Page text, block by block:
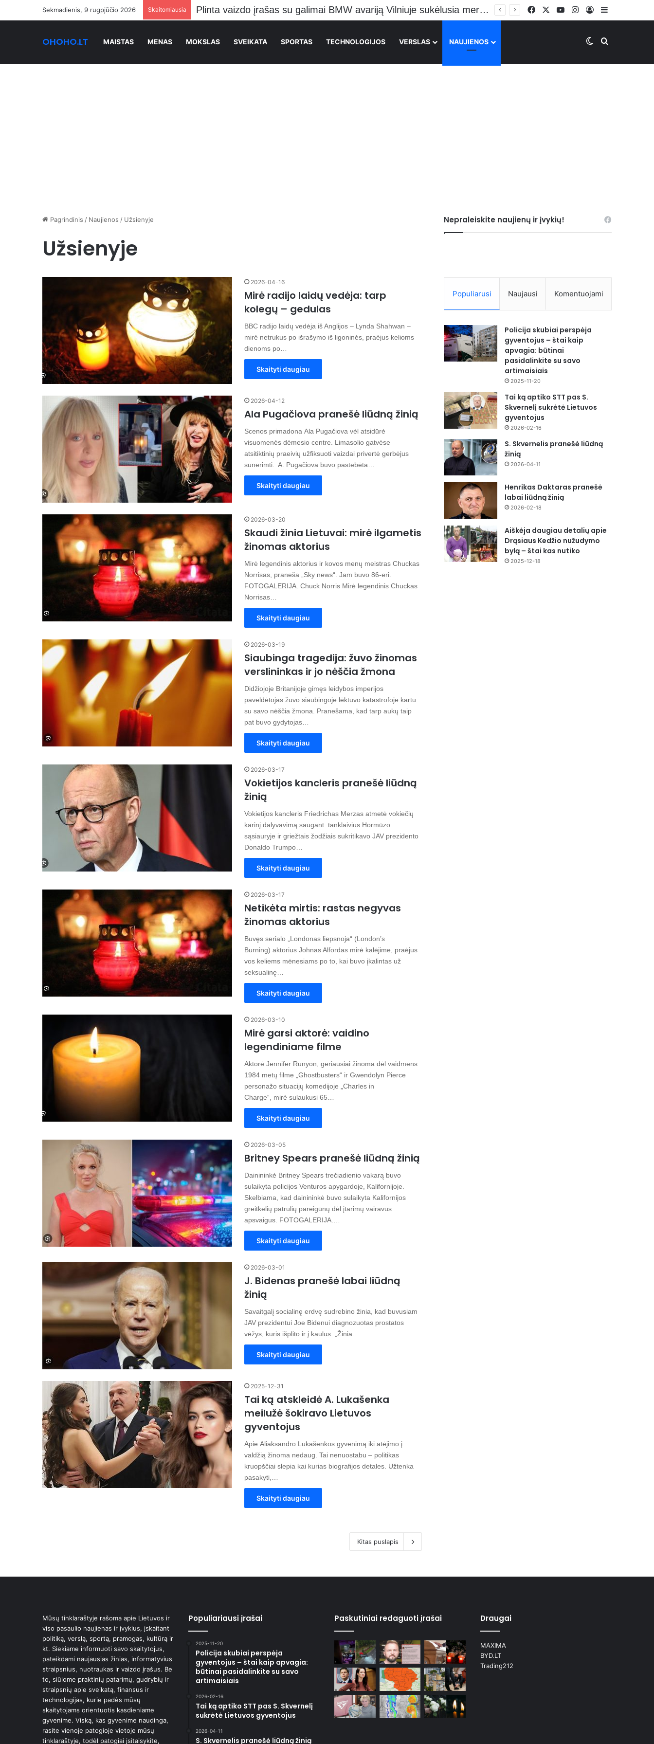
Sekmadienis, 9 rugpjūčio 2026 Skaitomiausia Stano pranešė kraupią žinią Vilniečiams FacebookYouTubeInstagramPrisijungti
Sidebar
OHOHO.LT MAISTAS MENAS MOKSLAS SVEIKATA SPORTAS TECHNOLOGIJOS VERSLAS NAUJIENOS Switch skin
Ieškoti
Pagrindinis / Naujienos / Užsienyje
Užsienyje
2026-04-16
Mirė radijo laidų vedėja: tarp
kolegų – gedulas
BBC radijo laidų vedėja iš Anglijos – Lynda Shahwan –
mirė netrukus po išrašymo iš ligoninės, praėjus kelioms
dienoms po…
Skaityti daugiau
2026-04-12
Ala Pugačiova pranešė liūdną žinią
Scenos primadona Ala Pugačiova vėl atsidūrė
visuomenės dėmesio centre. Limasolio gatvėse
atsitiktinių praeivių užfiksuoti vaizdai privertė gerbėjus
sunerimti. A. Pugačiova buvo pastebėta…
Skaityti daugiau
2026-03-20
Skaudi žinia Lietuvai: mirė ilgametis
žinomas aktorius
Mirė legendinis aktorius ir kovos menų meistras Chuckas
Norrisas, praneša „Sky news“. Jam buvo 86-eri.
FOTOGALERIJA. Chuck Norris Mirė legendinis Chuckas
Norrisas…
Skaityti daugiau
2026-03-19
Siaubinga tragedija: žuvo žinomas
verslininkas ir jo nėščia žmona
Didžiojoje Britanijoje gimęs leidybos imperijos
paveldėtojas žuvo siaubingoje lėktuvo katastrofoje kartu
su savo nėščia žmona. Pranešama, kad tarp aukų taip
pat buvo gydytojas…
Skaityti daugiau
2026-03-17
Vokietijos kancleris pranešė liūdną
žinią
Vokietijos kancleris Friedrichas Merzas atmetė vokiečių
karinį dalyvavimą saugant tanklaivius Hormūzo
sąsiauryje ir griežtais žodžiais sukritikavo JAV prezidento
Donaldo Trumpo…
Skaityti daugiau
2026-03-17
Netikėta mirtis: rastas negyvas
žinomas aktorius
Buvęs serialo „Londonas liepsnoja“ (London’s
Burning) aktorius Johnas Alfordas mirė kalėjime, praėjus
vos keliems mėnesiams po to, kai buvo įkalintas už
seksualinę…
Skaityti daugiau
2026-03-10
Mirė garsi aktorė: vaidino
legendiniame filme
Aktorė Jennifer Runyon, geriausiai žinoma dėl vaidmens
1984 metų filme „Ghostbusters“ ir Gwendolyn Pierce
personažo situacijų komedijoje „Charles in
Charge“, mirė sulaukusi 65…
Skaityti daugiau
2026-03-05
Britney Spears pranešė liūdną žinią
Dainininkė Britney Spears trečiadienio vakarą buvo
sulaikyta policijos Venturos apygardoje, Kalifornijoje.
Skelbiama, kad dainininkė buvo sulaikyta Kalifornijos
greitkelių patrulių pareigūnų dėl įtarimų vairavus
apsvaigus. FOTOGALERIJA.…
Skaityti daugiau
2026-03-01
J. Bidenas pranešė labai liūdną
žinią
Savaitgalį socialinę erdvę sudrebino žinia, kad buvusiam
JAV prezidentui Joe Bidenui diagnozuotas prostatos
vėžys, kuris išplito ir į kaulus. „Žinia…
Skaityti daugiau
2025-12-31
Tai ką atskleidė A. Lukašenka
meilužė šokiravo Lietuvos
gyventojus
Apie Aliaksandro Lukašenkos gyvenimą iki atėjimo į
valdžią žinoma nedaug. Tai nenuostabu – politikas
kruopščiai slepia kai kurias biografijos detales. Užtenka
pasakyti,…
Skaityti daugiau
Kitas puslapis
Nepraleiskite naujienų ir įvykių!
Populiarusi Naujausi Komentuojami
Policija skubiai perspėja
gyventojus – štai kaip
apvagia: būtinai
pasidalinkite su savo
artimaisiais
2025-11-20
Tai ką aptiko STT pas S.
Skvernelį sukrėtė Lietuvos
gyventojus
2026-02-16
S. Skvernelis pranešė liūdną
žinią
2026-04-11
Henrikas Daktaras pranešė
labai liūdną žinią
2026-02-18
Aiškėja daugiau detalių apie
Drąsiaus Kedžio nužudymo
bylą – štai kas nutiko
2025-12-18
Mūsų tinklaraštyje rašoma apie Lietuvos ir
viso pasaulio naujienas ir įvykius, įskaitant
politiką, verslą, sportą, pramogas, kultūrą ir
kt. Siekiame informuoti savo skaitytojus,
pateikdami naujausias žinias, informatyvius
straipsnius, nuotraukas ir vaizdo įrašus. Be
to, siūlome praktinių patarimų, gudrybių ir
straipsnių apie sveikatą, finansus ir
technologijas, kurie padės mūsų
skaitytojams orientuotis kasdieniame
gyvenime. Viską, kas gyvenime naudinga,
rasite vienoje patogioje vietoje mūsų
tinklaraštyje, todėl patogiai įsitaisykite,
Populiariausi įrašai
2025-11-20
Policija skubiai perspėja
gyventojus – štai kaip apvagia:
būtinai pasidalinkite su savo
artimaisiais
2026-02-16
Tai ką aptiko STT pas S. Skvernelį
sukrėtė Lietuvos gyventojus
2026-04-11
S. Skvernelis pranešė liūdną žinią
Paskutiniai redaguoti įrašai Draugai
MAXIMA
BYD.LT
Trading212